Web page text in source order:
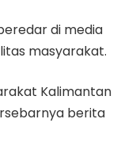
di media
masyarakat.
Kalimantan
berita